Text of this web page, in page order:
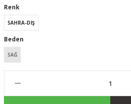
Renk
SAHRA-DIŞ
Beden
SAĞ